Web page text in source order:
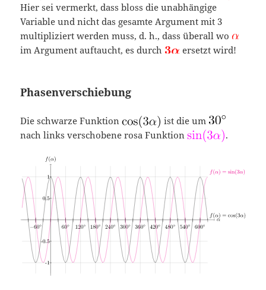
Hier sei vermerkt, dass bloss die unabhängige
Variable und nicht das gesamte Argument mit 3
multipliziert werden muss, d. h., dass überall wo
im Argument auftaucht, es durch
ersetzt wird!
Phasenverschiebung
Die schwarze Funktion
ist die um
nach links verschobene rosa Funktion
.